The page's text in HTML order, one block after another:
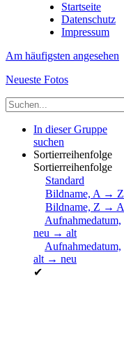
Startseite
Datenschutz
Impressum
Am häufigsten angesehen
Neueste Fotos
In dieser Gruppe
suchen
Sortierreihenfolge
Sortierreihenfolge
Standard
Bildname, A → Z
Bildname, Z → A
Aufnahmedatum,
neu → alt
Aufnahmedatum,
alt → neu
✔